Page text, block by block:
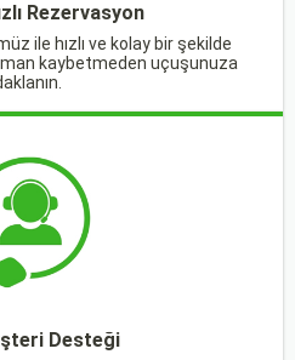
Rezervasyon
ile hızlı ve kolay bir şekilde
kaybetmeden uçuşunuza
Desteği